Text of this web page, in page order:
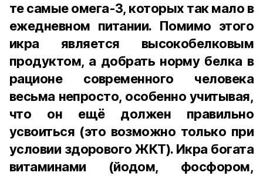
те самые омега-3, которых так мало в
ежедневном питании. Помимо этого
икра является высокобелковым
продуктом, а добрать норму белка в
рационе современного человека
весьма непросто, особенно учитывая,
что он ещё должен правильно
усвоиться (это возможно только при
условии здорового ЖКТ). Икра богата
витаминами (йодом, фосфором,